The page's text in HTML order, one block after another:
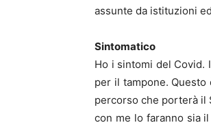
assunte da istituzioni
Sintomatico
Ho i sintomi del Covid.
per il tampone.
percorso che porterà il
con me lo faranno sia